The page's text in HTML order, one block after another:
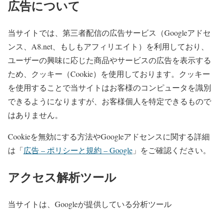
広告について
当サイトでは、第三者配信の広告サービス（Googleアドセ
ンス、A8.net、もしもアフィリエイト）を利用しており、
ユーザーの興味に応じた商品やサービスの広告を表示する
ため、クッキー（Cookie）を使用しております。クッキー
を使用することで当サイトはお客様のコンピュータを識別
できるようになりますが、お客様個人を特定できるもので
はありません。
Cookieを無効にする方法やGoogleアドセンスに関する詳細
は「広告 – ポリシーと規約 – Google 」をご確認ください。
アクセス解析ツール
当サイトは、Googleが提供している分析ツール